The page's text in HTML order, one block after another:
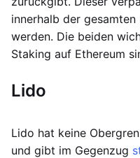
innerhalb der
werden. Die beiden
Staking auf Ethereum
Lido
Lido hat keine
und gibt im Gegenzug